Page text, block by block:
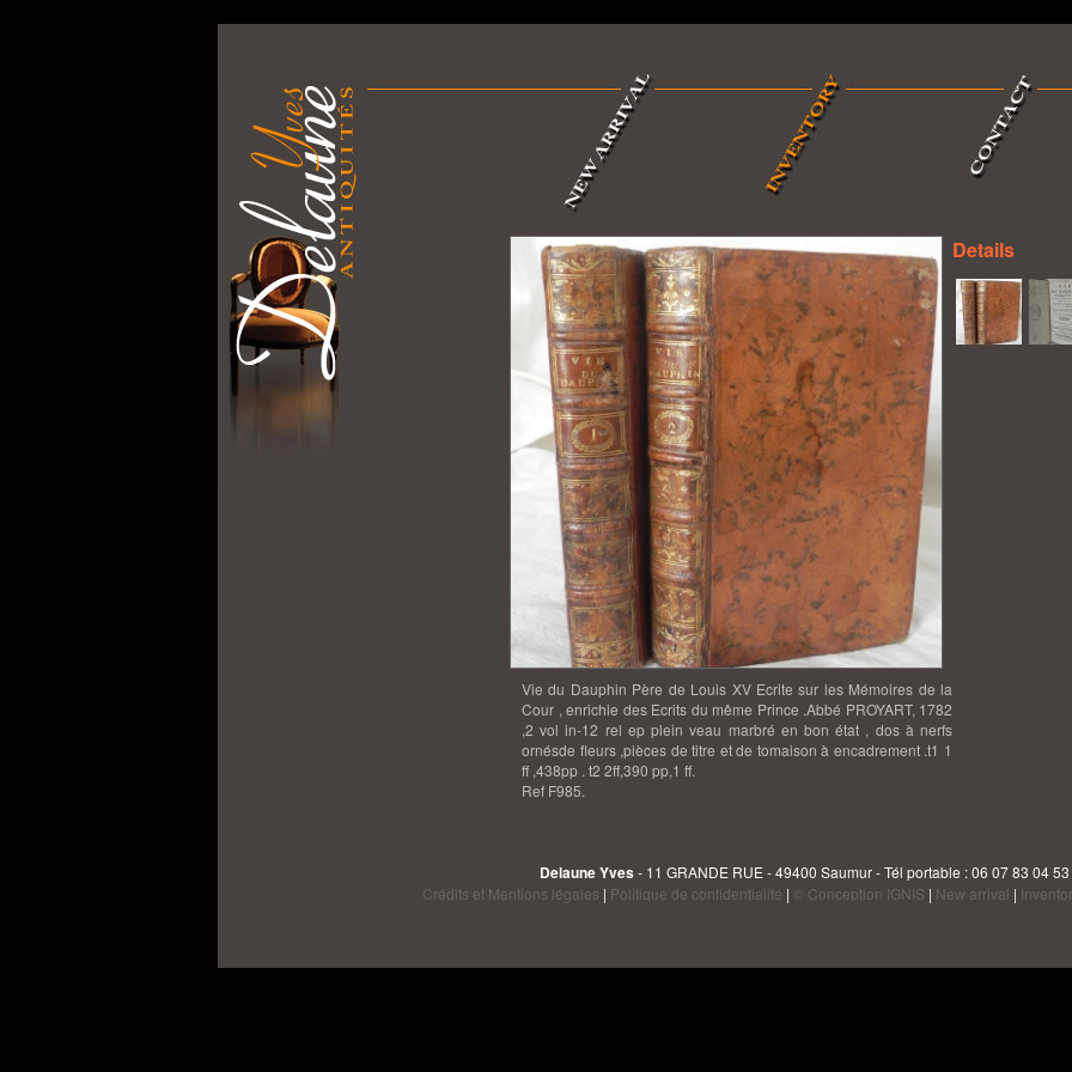
Details
Vie du Dauphin Père de Louis XV Ecrite sur les Mémoires de la
Cour , enrichie des Ecrits du même Prince .Abbé PROYART, 1782
,2 vol in-12 rel ep plein veau marbré en bon état , dos à nerfs
ornésde fleurs ,pièces de titre et de tomaison à encadrement .t1 1
ff ,438pp . t2 2ff,390 pp,1 ff.
Ref F985.
Delaune Yves - 11 GRANDE RUE - 49400 Saumur - Tél portable : 06 07 83 04 53
Crédits et Mentions légales | Politique de confidentialité | © Conception IGNIS | New arrival |